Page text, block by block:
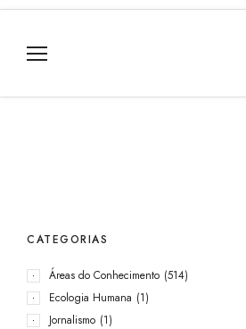
CATEGORIAS
Áreas do Conhecimento (514)
Ecologia Humana (1)
Jornalismo (1)